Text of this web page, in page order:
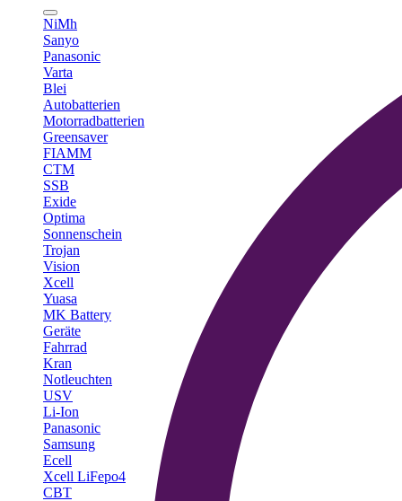
NiMh
Sanyo
Panasonic
Varta
Blei
Autobatterien
Motorradbatterien
Greensaver
FIAMM
CTM
SSB
Exide
Optima
Sonnenschein
Trojan
Vision
Xcell
Yuasa
MK Battery
Geräte
Fahrrad
Kran
Notleuchten
USV
Li-Ion
Panasonic
Samsung
Ecell
Xcell LiFepo4
CBT